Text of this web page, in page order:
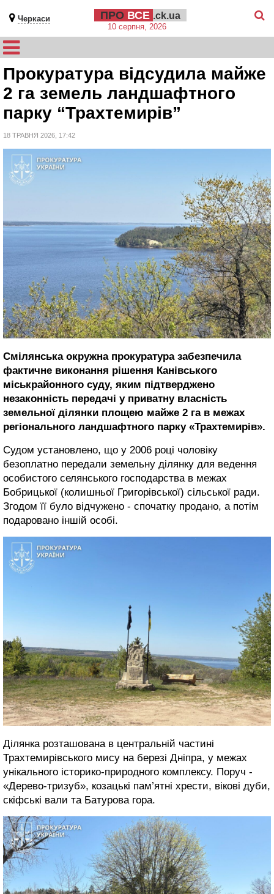
Черкаси ПРО ВСЕ .ck.ua
10 серпня, 2026
Прокуратура відсудила майже
2 га земель ландшафтного
парку “Трахтемирів”
18 ТРАВНЯ 2026, 17:42
Смілянська окружна прокуратура забезпечила
фактичне виконання рішення Канівського
міськрайонного суду, яким підтверджено
незаконність передачі у приватну власність
земельної ділянки площею майже 2 га в межах
регіонального ландшафтного парку «Трахтемирів».
Судом установлено, що у 2006 році чоловіку
безоплатно передали земельну ділянку для ведення
особистого селянського господарства в межах
Бобрицької (колишньої Григорівської) сільської ради.
Згодом її було відчужено - спочатку продано, а потім
подаровано іншій особі.
Ділянка розташована в центральній частині
Трахтемирівського мису на березі Дніпра, у межах
унікального історико-природного комплексу. Поруч -
«Дерево-тризуб», козацькі пам’ятні хрести, вікові дуби,
скіфські вали та Батурова гора.